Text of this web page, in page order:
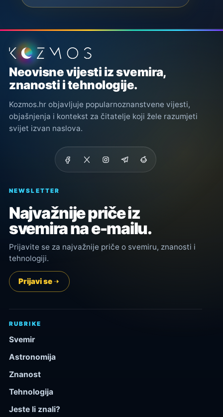
Podnožje stranice
Neovisne vijesti iz svemira,
znanosti i tehnologije.
Kozmos.hr objavljuje popularnoznanstvene vijesti,
objašnjenja i kontekst za čitatelje koji žele razumjeti
svijet izvan naslova.
NEWSLETTER
Najvažnije priče iz
svemira na e-mailu.
Prijavite se za najvažnije priče o svemiru, znanosti i
tehnologiji.
Prijavi se
RUBRIKE
Svemir
Astronomija
Znanost
Tehnologija
Jeste li znali?